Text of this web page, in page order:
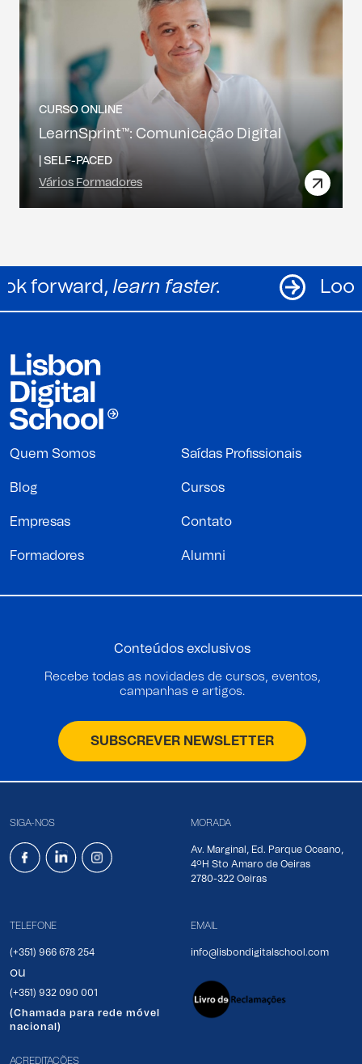
CURSO ONLINE
LearnSprint™: Comunicação Digital
SELF-PACED
Vários Formadores
Look forward,learn faster.
Quem Somos Saídas Profissionais
Blog Cursos
Empresas Contato
Formadores Alumni
Conteúdos exclusivos
Recebe todas as novidades de cursos, eventos,
campanhas e artigos.
SUBSCREVER NEWSLETTER
SIGA-NOS MORADA
Av. Marginal, Ed. Parque Oceano,
4ºH Sto Amaro de Oeiras
2780-322 Oeiras
TELEFONE
(+351) 966 678 254
ou
(+351) 932 090 001
(Chamada para rede móvel
nacional)
EMAIL
info@lisbondigitalschool.com
ACREDITAÇÕES